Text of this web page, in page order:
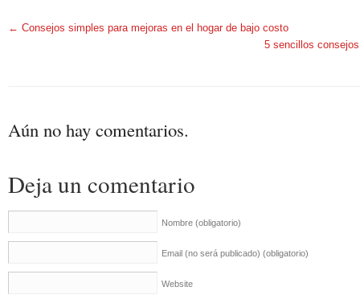
← Consejos simples para mejoras en el hogar de bajo costo
5 sencillos
Aún no hay comentarios.
Deja un comentario
Nombre (obligatorio)
Email (no será publicado) (obligatorio)
Website